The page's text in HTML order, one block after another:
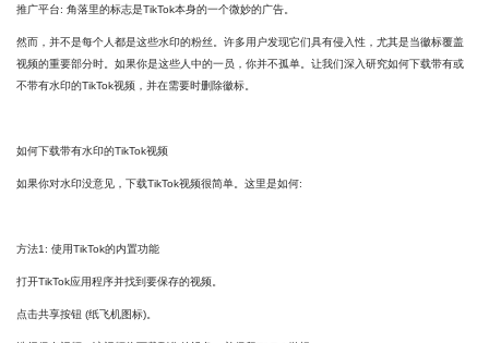
推广平台: 角落里的标志是TikTok本身的一个微妙的广告。
然而，并不是每个人都是这些水印的粉丝。许多用户发现它们具有侵入性，尤其是当徽标覆盖
视频的重要部分时。如果你是这些人中的一员，你并不孤单。让我们深入研究如何下载带有或
不带有水印的TikTok视频，并在需要时删除徽标。
如何下载带有水印的TikTok视频
如果你对水印没意见，下载TikTok视频很简单。这里是如何:
方法1: 使用TikTok的内置功能
打开TikTok应用程序并找到要保存的视频。
点击共享按钮 (纸飞机图标)。